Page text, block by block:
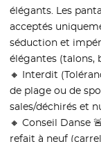
élégants. Les
acceptés
séduction et
élégantes (talons,
🔸 Interdit
de plage ou de
sales/déchirés et
🔸 Conseil Danse
refait à neuf